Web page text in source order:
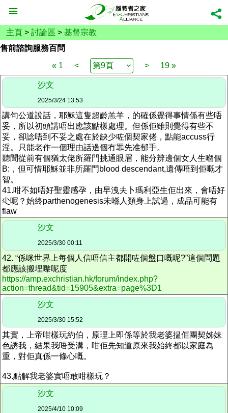
主頁 > 討論區 > 基督宗教
售前諮詢服務百問
« 1
< > 19 »
沙文
2025/3/24 13:53
講句公道說話，耶穌這隻超齡羔羊，的確係覺得事情係有些唔
妥，所以初頭講唔出應該點樣處理。但係佢雖則覺得有些不
妥，卻諗唔到不妥之處在於缺少咗個契家佬，點能accuss行
淫。只能老作一個理由話邊個冇罪先准郁手。
聽聞從前有個猶太佬所羅門挑通眼眉，能分辨邊個女人生嗰個
B:，但可惜耶穌並非所羅門blood descendant,遺傳唔到佢嘅才
智。
41.咁不如唔好聖靈感孕，由早洩夫卜瑪利亞生佢出來，會唔好
尐呢？始終parthenogenesis未喺人類身上試過，成品可能有
flaw
沙文
2025/3/30 00:11
42. “係咪世界上每個人信唔信主都開咗個盤口嘅呢?”這個問題
都應該搬埋嚟呢度
https://amp.exchristian.hk/forum/index.php?
action=thread&tid=15905&extra=page%3D1
沙文
2025/3/30 15:52
其實，上帝咁樣玩約伯，原理上即係等於我老婆揾佢團契姊妹
色誘我，結果我唔受溝，咁佢先知道原來我始終都以家庭為
重，對佢真係一條心嘅。
43.點解我老婆實唔敢咁樣玩？
沙文
2025/4/10 10:09